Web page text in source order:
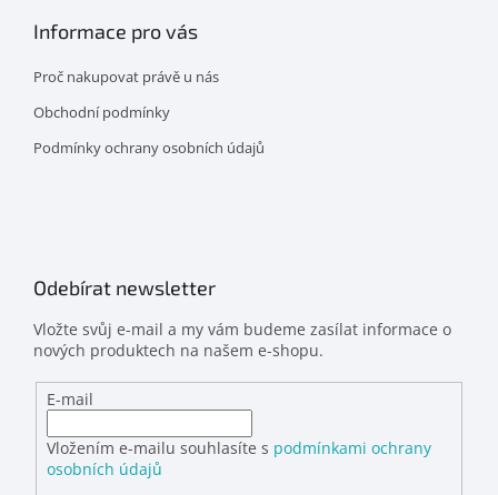
Informace pro vás
Proč nakupovat právě u nás
Obchodní podmínky
Podmínky ochrany osobních údajů
Odebírat newsletter
Vložte svůj e-mail a my vám budeme zasílat informace o
nových produktech na našem e-shopu.
E-mail
Vložením e-mailu souhlasíte s podmínkami ochrany
osobních údajů